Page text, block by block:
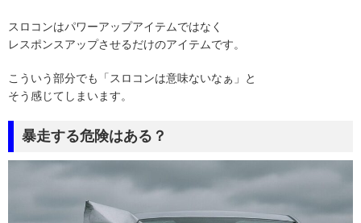
スロコンはパワーアップアイテムではなく
レスポンスアップさせるだけのアイテムです。
こういう部分でも「スロコンは意味ないなぁ」と
そう感じてしまいます。
暴走する危険はある？